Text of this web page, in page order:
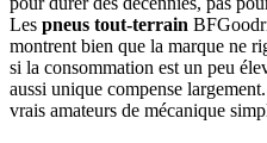
Les pneus tout-terrain
montrent bien que la marque ne
si la consommation est un peu
aussi unique compense
vrais amateurs de mécanique